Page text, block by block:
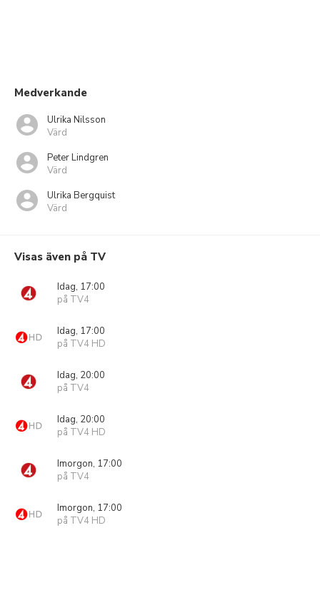
Medverkande
Ulrika Nilsson
Värd
Peter Lindgren
Värd
Ulrika Bergquist
Värd
Visas även på TV
Idag, 17:00
på TV4
Idag, 17:00
på TV4 HD
Idag, 20:00
på TV4
Idag, 20:00
på TV4 HD
Imorgon, 17:00
på TV4
Imorgon, 17:00
på TV4 HD